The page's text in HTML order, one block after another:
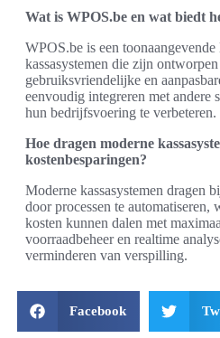
Wat is WPOS.be en wat biedt
WPOS.be is een
kassasystemen die zijn
gebruiksvriendelijke en
eenvoudig integreren met andere
hun bedrijfsvoering te verbeteren.
Hoe dragen moderne
kostenbesparingen?
Moderne kassasystemen dragen
door processen te automatiseren,
kosten kunnen dalen met
voorraadbeheer en realtime
verminderen van verspilling.
Facebook